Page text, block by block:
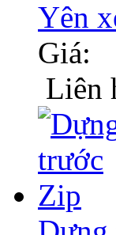
Yên
Giá:
Liên